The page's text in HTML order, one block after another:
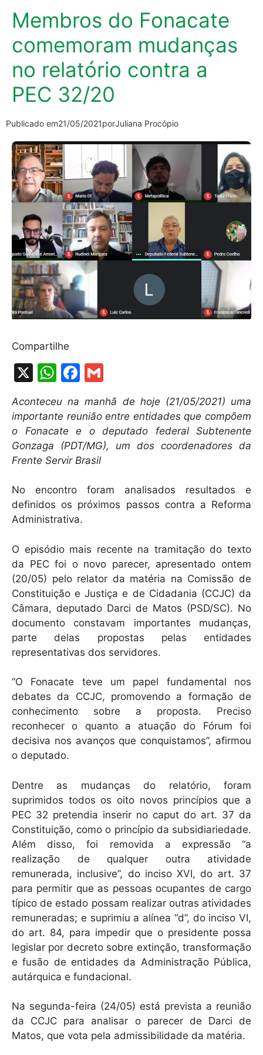
Membros do Fonacate
comemoram mudanças
no relatório contra a
PEC 32/20
Publicado em21/05/2021porJuliana Procópio
Compartilhe
X
W
at
s
A
p
p
F
c
e
b
o
o
k
m
ai
l
Aconteceu na manhã de hoje (21/05/2021) uma
importante reunião entre entidades que compõem
o Fonacate e o deputado federal Subtenente
Gonzaga (PDT/MG), um dos coordenadores da
Frente Servir Brasil
No encontro foram analisados resultados e
definidos os próximos passos contra a Reforma
Administrativa.
O episódio mais recente na tramitação do texto
da PEC foi o novo parecer, apresentado ontem
(20/05) pelo relator da matéria na Comissão de
Constituição e Justiça e de Cidadania (CCJC) da
Câmara, deputado Darci de Matos (PSD/SC). No
documento constavam importantes mudanças,
parte delas propostas pelas entidades
representativas dos servidores.
“O Fonacate teve um papel fundamental nos
debates da CCJC, promovendo a formação de
conhecimento sobre a proposta. Preciso
reconhecer o quanto a atuação do Fórum foi
decisiva nos avanços que conquistamos”, afirmou
o deputado.
Dentre as mudanças do relatório, foram
suprimidos todos os oito novos princípios que a
PEC 32 pretendia inserir no caput do art. 37 da
Constituição, como o princípio da subsidiariedade.
Além disso, foi removida a expressão “a
realização de qualquer outra atividade
remunerada, inclusive”, do inciso XVI, do art. 37
para permitir que as pessoas ocupantes de cargo
típico de estado possam realizar outras atividades
remuneradas; e suprimiu a alínea “d”, do inciso VI,
do art. 84, para impedir que o presidente possa
legislar por decreto sobre extinção, transformação
e fusão de entidades da Administração Pública,
autárquica e fundacional.
Na segunda-feira (24/05) está prevista a reunião
da CCJC para analisar o parecer de Darci de
Matos, que vota pela admissibilidade da matéria.